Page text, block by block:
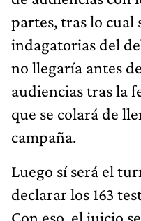
partes, tras lo cual
indagatorias del
no llegaría antes
audiencias tras la
que se colará de
campaña.
Luego sí será el
declarar los 163
Con eso, el juicio